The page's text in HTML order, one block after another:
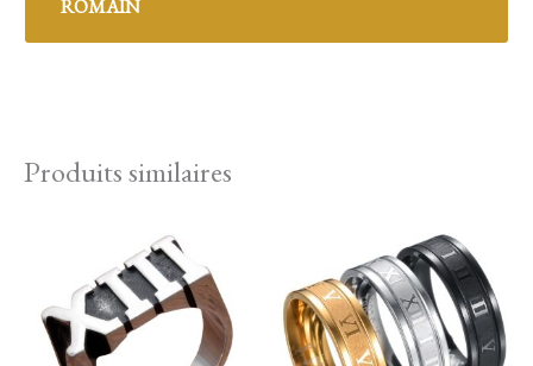
ROMAIN
Produits similaires